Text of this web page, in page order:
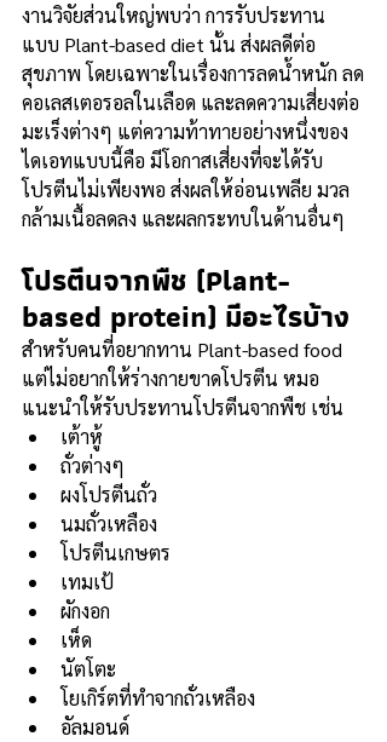
งานวิจัยส่วนใหญ่พบว่า การรับประทาน
แบบ Plant-based diet นั้น ส่งผลดีต่อ
สุขภาพ โดยเฉพาะในเรื่องการลดน้ำหนัก ลด
คอเลสเตอรอลในเลือด และลดความเสี่ยงต่อ
มะเร็งต่างๆ แต่ความท้าทายอย่างหนึ่งของ
ไดเอทแบบนี้คือ มีโอกาสเสี่ยงที่จะได้รับ
โปรตีนไม่เพียงพอ ส่งผลให้อ่อนเพลีย มวล
กล้ามเนื้อลดลง และผลกระทบในด้านอื่นๆ
โปรตีนจากพืช (Plant-
based protein) มีอะไรบ้าง
สำหรับคนที่อยากทาน Plant-based food
แต่ไม่อยากให้ร่างกายขาดโปรตีน หมอ
แนะนำให้รับประทานโปรตีนจากพืช เช่น
เต้าหู้
ถั่วต่างๆ
ผงโปรตีนถั่ว
นมถั่วเหลือง
โปรตีนเกษตร
เทมเป้
ผักงอก
เห็ด
นัตโตะ
โยเกิร์ตที่ทำจากถั่วเหลือง
อัลมอนด์